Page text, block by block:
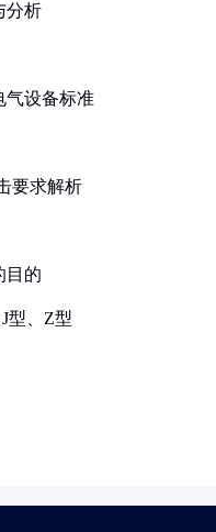
分析
气设备标准
要求解析
目的
型、Z型